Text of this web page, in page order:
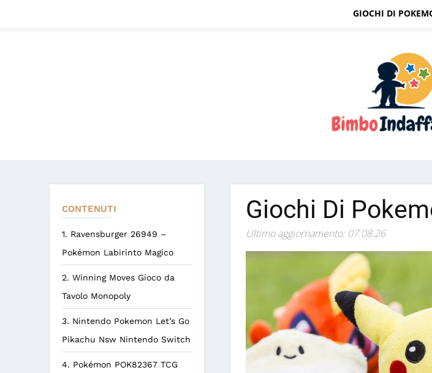
GIOCHI DI
CONTENUTI
1. Ravensburger 26949 –
Pokémon Labirinto Magico
2. Winning Moves Gioco da
Tavolo Monopoly
3. Nintendo Pokemon Let’s Go
Pikachu Nsw Nintendo Switch
4. Pokémon POK82367 TCG
Giochi Di
Ultimo aggiornamento: 07.08.26